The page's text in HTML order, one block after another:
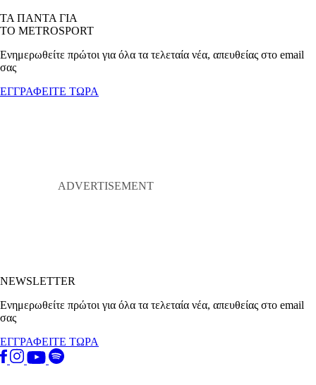
ΤΑ ΠΑΝΤΑ ΓΙΑ
ΤΟ METROSPORT
Ενημερωθείτε πρώτοι για όλα τα τελεταία νέα, απευθείας στο email
σας
ΕΓΓΡΑΦΕΙΤΕ ΤΩΡΑ
NEWSLETTER
Ενημερωθείτε πρώτοι για όλα τα τελεταία νέα, απευθείας στο email
σας
ΕΓΓΡΑΦΕΙΤΕ ΤΩΡΑ